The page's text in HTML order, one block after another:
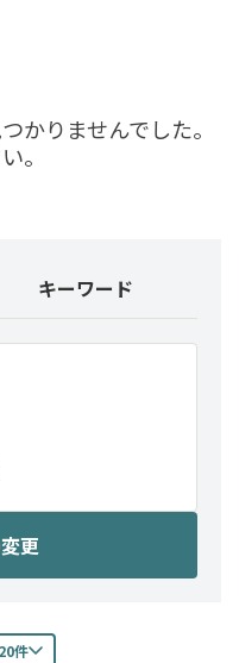
かりませんでした。
。
キーワード
更
20件